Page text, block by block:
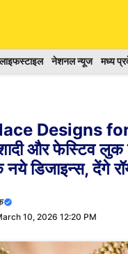
लाइफस्टाइल नेशनल न्यूज मध्य
Designs
और फेस्टिव लुक
डिजाइन्स, देंगे
10, 2026 12:20 PM